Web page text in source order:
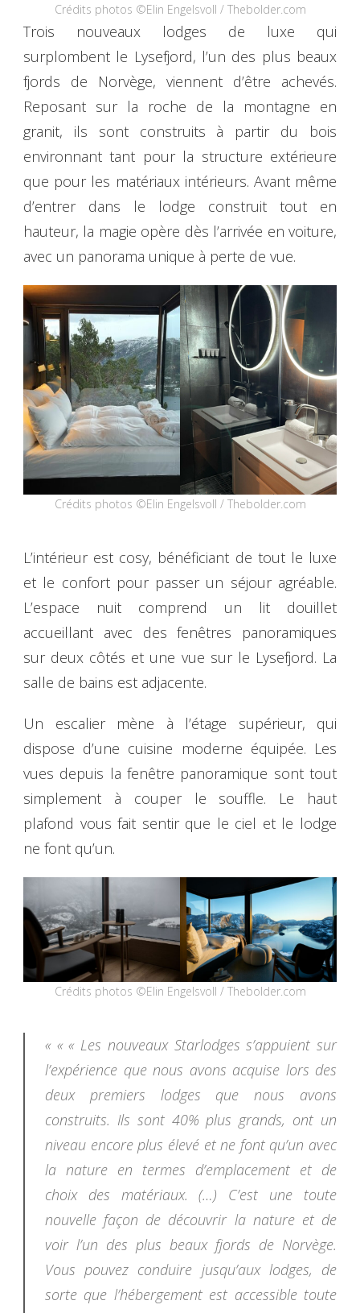
Crédits photos ©Elin Engelsvoll / Thebolder.com
Trois nouveaux lodges de luxe qui
surplombent le Lysefjord, l’un des plus beaux
fjords de Norvège, viennent d’être achevés.
Reposant sur la roche de la montagne en
granit, ils sont construits à partir du bois
environnant tant pour la structure extérieure
que pour les matériaux intérieurs. Avant même
d’entrer dans le lodge construit tout en
hauteur, la magie opère dès l’arrivée en voiture,
avec un panorama unique à perte de vue.
Crédits photos ©Elin Engelsvoll / Thebolder.com
L’intérieur est cosy, bénéficiant de tout le luxe
et le confort pour passer un séjour agréable.
L’espace nuit comprend un lit douillet
accueillant avec des fenêtres panoramiques
sur deux côtés et une vue sur le Lysefjord. La
salle de bains est adjacente.
Un escalier mène à l’étage supérieur, qui
dispose d’une cuisine moderne équipée. Les
vues depuis la fenêtre panoramique sont tout
simplement à couper le souffle. Le haut
plafond vous fait sentir que le ciel et le lodge
ne font qu’un.
Crédits photos ©Elin Engelsvoll / Thebolder.com
« « « Les nouveaux Starlodges s’appuient sur
l’expérience que nous avons acquise lors des
deux premiers lodges que nous avons
construits. Ils sont 40% plus grands, ont un
niveau encore plus élevé et ne font qu’un avec
la nature en termes d’emplacement et de
choix des matériaux. (…) C’est une toute
nouvelle façon de découvrir la nature et de
voir l’un des plus beaux fjords de Norvège.
Vous pouvez conduire jusqu’aux lodges, de
sorte que l’hébergement est accessible toute